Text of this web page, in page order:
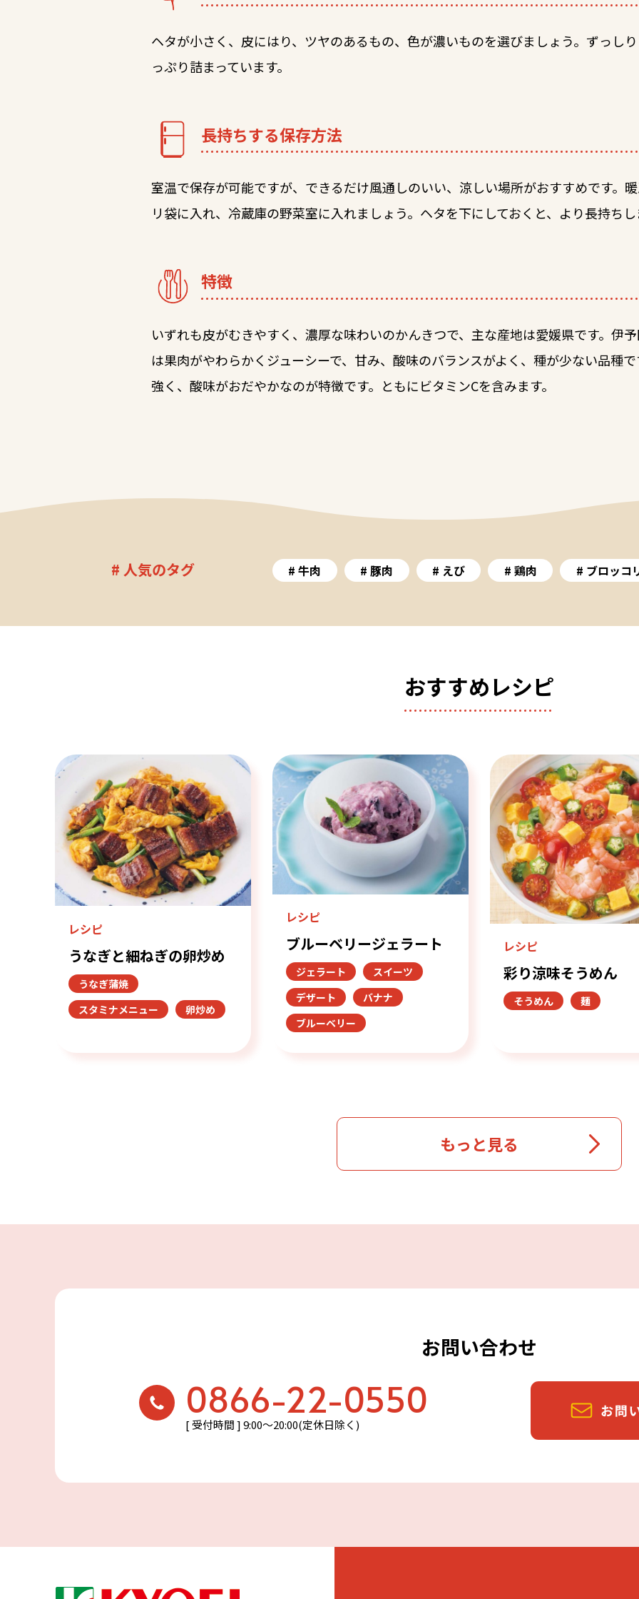
ヘタが小さく、皮にはり、ツヤのあるもの、色が濃いものを選びましょう。ずっし
っぷり詰まっています。
長持ちする保存方法
室温で保存が可能ですが、できるだけ風通しのいい、涼しい場所がおすすめです。
リ袋に入れ、冷蔵庫の野菜室に入れましょう。ヘタを下にしておくと、より長持ち
特徴
いずれも皮がむきやすく、濃厚な味わいのかんきつで、主な産地は愛媛県です。伊
は果肉がやわらかくジューシーで、甘み、酸味のバランスがよく、種が少ない品種
強く、酸味がおだやかなのが特徴です。ともにビタミンCを含みます。
# 人気のタグ 牛肉 豚肉 えび 鶏肉 ブロッコ
おすすめレシピ
レシピ
うなぎと細ねぎの卵炒め
うなぎ蒲焼
スタミナメニュー
卵炒め
レシピ
ブルーベリージェラート
ジェラート
スイーツ
デザート
バナナ
ブルーベリー
レシピ
彩り涼味そうめん
そうめん 麺
もっと見る
お問い合わせ
0866-22-0550
[ 受付時間 ] 9:00〜20:00(定休日除く)